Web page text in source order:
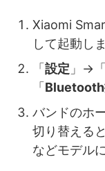
Xiaomi
して起動し
「設定 」→「
「
バンドのホ
切り替える
などモデル